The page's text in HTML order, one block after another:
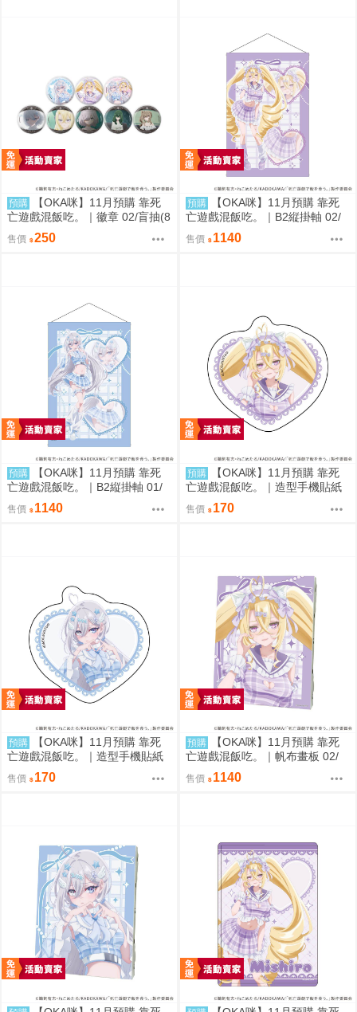
預購
【OKA咪】11月預購 靠死
亡遊戲混飯吃。｜徽章 02/盲抽(8
種)(官方&新繪插畫) 隨機一款
售價 250
預購
【OKA咪】11月預購 靠死
亡遊戲混飯吃。｜B2縦掛軸 02/
(新繪插畫) (御城)
售價 1140
預購
【OKA咪】11月預購 靠死
亡遊戲混飯吃。｜B2縦掛軸 01/
(新繪插畫) (幽鬼)
售價 1140
預購
【OKA咪】11月預購 靠死
亡遊戲混飯吃。｜造型手機貼紙
02/ (新繪插畫) (御城)
售價 170
預購
【OKA咪】11月預購 靠死
亡遊戲混飯吃。｜造型手機貼紙
01/ (新繪插畫) (幽鬼)
售價 170
預購
【OKA咪】11月預購 靠死
亡遊戲混飯吃。｜帆布畫板 02/
(新繪插畫) (御城)
售價 1140